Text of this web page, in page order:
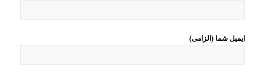
ایمیل شما (الزامی)